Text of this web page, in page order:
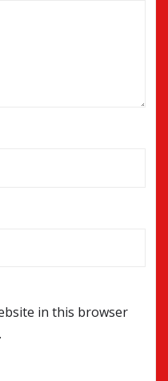
in this browser